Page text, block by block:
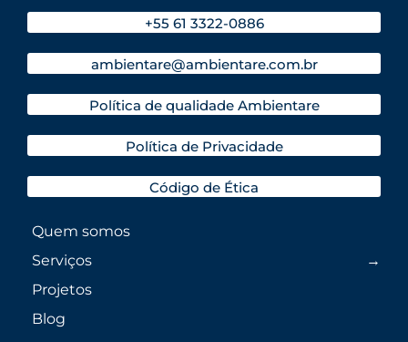
+55 61 3322-0886
ambientare@ambientare.com.br
Política de qualidade Ambientare
Política de Privacidade
Código de Ética
Quem somos
Serviços
Projetos
Blog